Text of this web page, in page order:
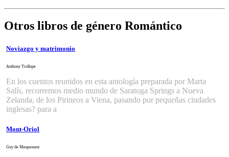
Otros libros de género Romántico
Noviazgo y matrimonio
Anthony Trollope
En los cuentos reunidos en esta antología preparada por Marta
Salís, recorremos medio mundo de Saratoga Springs a Nueva
Zelanda, de los Pirineos a Viena, pasando por pequeñas ciudades
inglesas? para a
Mont-Oriol
Guy de Maupassant